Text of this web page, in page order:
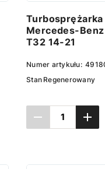
Mercedes-
T32 14-21
Numer artykułu:
Stan Regenerowany